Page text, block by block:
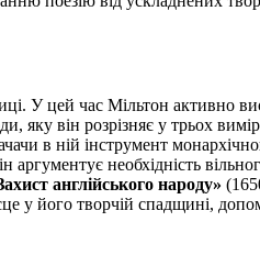
У цей час Мільтон активно
він розрізняє у трьох
в ній інструмент
необхідність
англійського народу»
у його творчій спадщині,